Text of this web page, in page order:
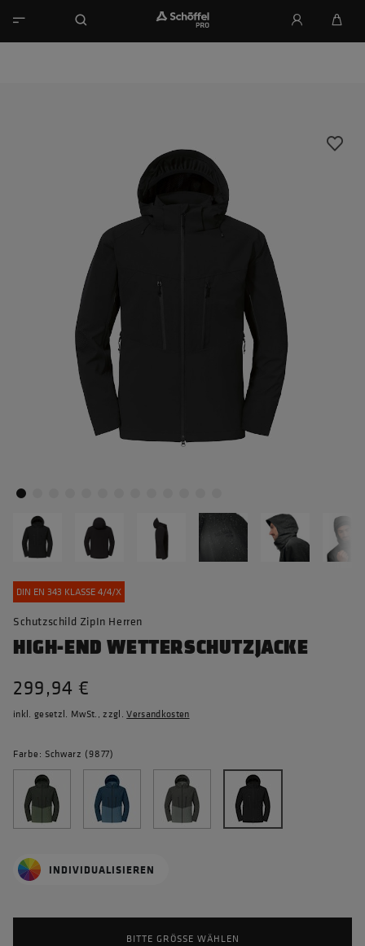
DIN EN 343 KLASSE 4/4/X
Schutzschild ZipIn Herren
HIGH-END WETTERSCHUTZJACKE
299,94 €
inkl. gesetzl. MwSt., zzgl.Versandkosten
Farbe: Schwarz (9877)
INDIVIDUALISIEREN
BITTE GRÖSSE WÄHLEN